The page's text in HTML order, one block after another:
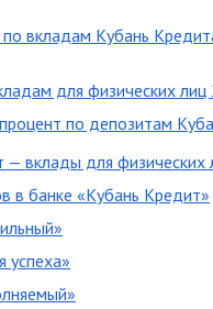
вкладам Кубань
для физических лиц
по депозитам
— вклады для физических
в банке «Кубань Кредит»
успеха»